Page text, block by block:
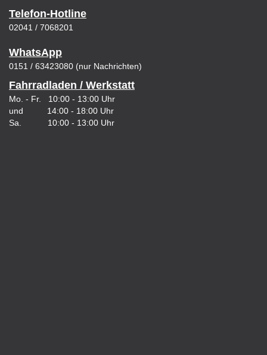
Telefon-Hotline
02041 / 7068201
WhatsApp
0151 / 63423080 (nur Nachrichten)
Fahrradladen / Werkstatt
Mo. - Fr. 10:00 - 13:00 Uhr
und 14:00 - 18:00 Uhr
Sa. 10:00 - 13:00 Uhr